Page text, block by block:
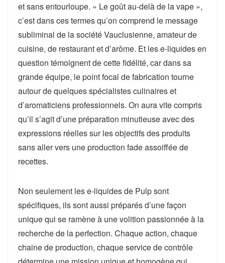
et sans entourloupe. « Le goût au-delà de la vape »,
c’est dans ces termes qu’on comprend le message
subliminal de la société Vauclusienne, amateur de
cuisine, de restaurant et d’arôme. Et les e-liquides en
question témoignent de cette fidélité, car dans sa
grande équipe, le point focal de fabrication tourne
autour de quelques spécialistes culinaires et
d’aromaticiens professionnels. On aura vite compris
qu’il s’agit d’une préparation minutieuse avec des
expressions réelles sur les objectifs des produits
sans aller vers une production fade assoiffée de
recettes.
Non seulement les e-liquides de Pulp sont
spécifiques, ils sont aussi préparés d’une façon
unique qui se ramène à une volition passionnée à la
recherche de la perfection. Chaque action, chaque
chaine de production, chaque service de contrôle